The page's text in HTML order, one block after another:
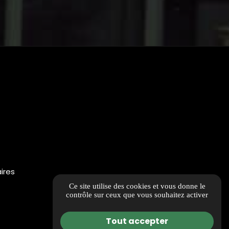
Ce site utilise des cookies et vous donne le
contrôle sur ceux que vous souhaitez activer
Tout accepter